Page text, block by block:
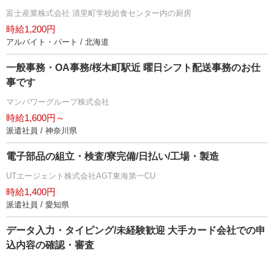
富士産業株式会社 清里町学校給食センター内の厨房
時給1,200円
アルバイト・パート / 北海道
一般事務・OA事務/桜木町駅近 曜日シフト配送事務のお仕
事です
マンパワーグループ株式会社
時給1,600円～
派遣社員 / 神奈川県
電子部品の組立・検査/寮完備/日払い/工場・製造
UTエージェント株式会社AGT東海第一CU
時給1,400円
派遣社員 / 愛知県
データ入力・タイピング/未経験歓迎 大手カード会社での申
込内容の確認・審査